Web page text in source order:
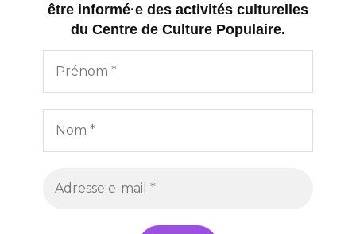
être informé·e des activités culturelles
du Centre de Culture Populaire.